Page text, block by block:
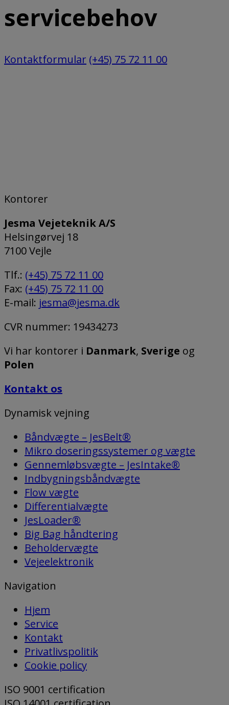
servicebehov
Kontaktformular (+45) 75 72 11 00
Kontorer
Jesma Vejeteknik A/S
Helsingørvej 18
7100 Vejle
Tlf.: (+45) 75 72 11 00
Fax: (+45) 75 72 11 00
E-mail: jesma@jesma.dk
CVR nummer: 19434273
Vi har kontorer i Danmark, Sverige og
Polen
Kontakt os
Dynamisk vejning
Båndvægte – JesBelt®
Mikro doseringssystemer og vægte
Gennemløbsvægte – JesIntake®
Indbygningsbåndvægte
Flow vægte
Differentialvægte
JesLoader®
Big Bag håndtering
Beholdervægte
Vejeelektronik
Navigation
Hjem
Service
Kontakt
Privatlivspolitik
Cookie policy
ISO 9001 certification